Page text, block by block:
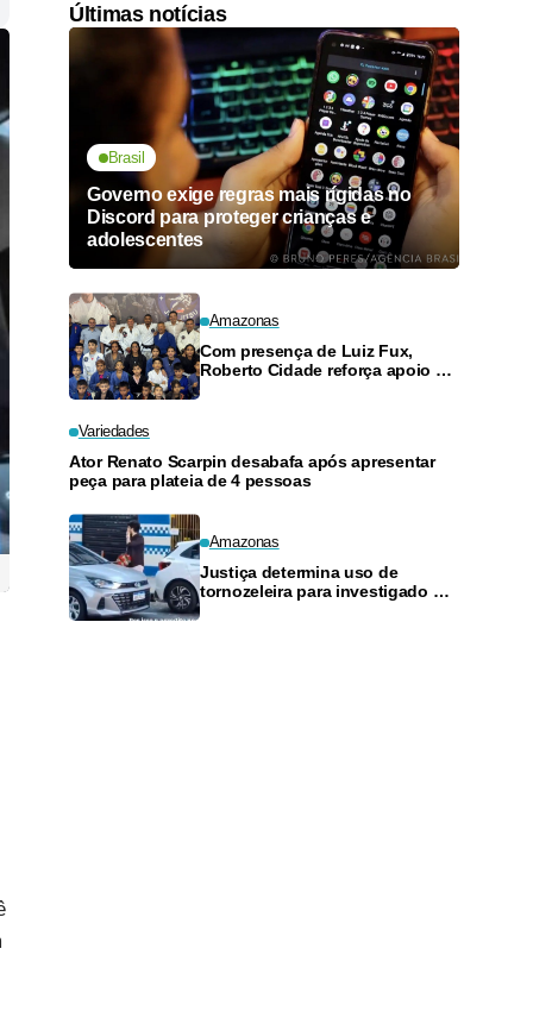
Últimas notícias
Brasil
Governo exige regras mais rígidas no
Discord para proteger crianças e
adolescentes
Amazonas
Com presença de Luiz Fux,
Roberto Cidade reforça apoio a
Variedades
Ator Renato Scarpin desabafa após apresentar
peça para plateia de 4 pessoas
Amazonas
Justiça determina uso de
tornozeleira para investigado por